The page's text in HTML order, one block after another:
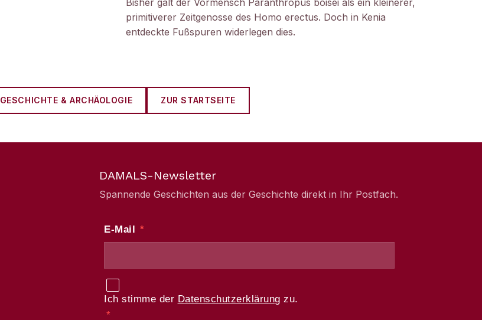
Bisher galt der Vormensch Paranthropus boisei als ein kleinerer,
primitiverer Zeitgenosse des Homo erectus. Doch in Kenia
entdeckte Fußspuren widerlegen dies.
GESCHICHTE & ARCHÄOLOGIE ZUR STARTSEITE
DAMALS-Newsletter
Spannende Geschichten aus der Geschichte direkt in Ihr Postfach.